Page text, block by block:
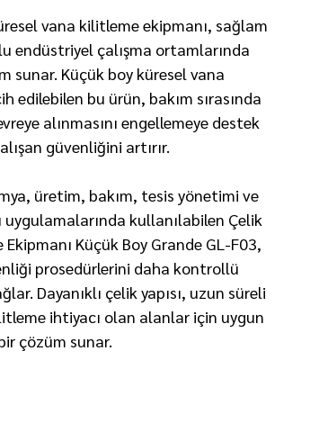
vana kilitleme ekipmanı, sağlam
endüstriyel çalışma ortamlarında
sunar. Küçük boy küresel vana
edilebilen bu ürün, bakım sırasında
alınmasını engellemeye destek
güvenliğini artırır.
üretim, bakım, tesis yönetimi ve
kullanılabilen Çelik
Küçük Boy Grande GL-F03,
prosedürlerini daha kontrollü
Dayanıklı çelik yapısı, uzun süreli
ihtiyacı olan alanlar için uygun
çözüm sunar.